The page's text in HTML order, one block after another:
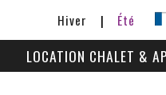
Hiver Été
LOCATION CHALET &